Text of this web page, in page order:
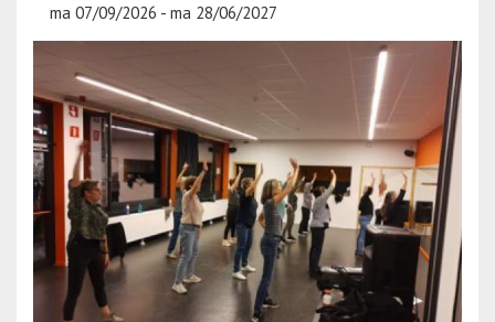
ma 07/09/2026 - ma 28/06/2027